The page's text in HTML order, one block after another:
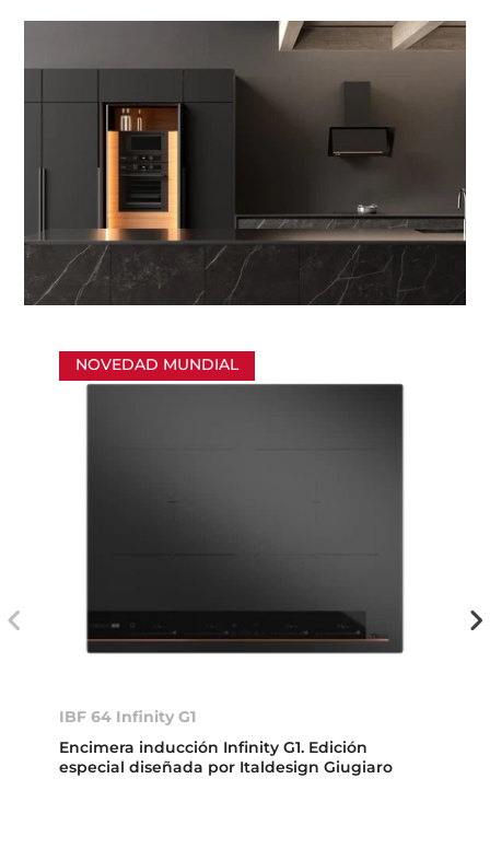
NOVEDAD MUNDIAL
IBF 64 Infinity G1
Encimera inducción Infinity G1. Edición
especial diseñada por Italdesign Giugiaro